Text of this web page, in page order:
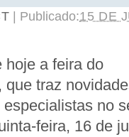
Publicado:15 DE
hoje a feira do
traz
no
feira, 16 de